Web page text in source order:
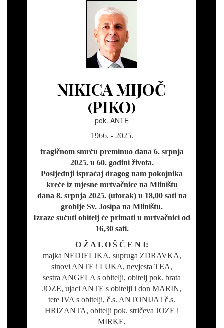
NIKICA MIJOČ
(PIKO)
pok. ANTE
1966. - 2025.
tragičnom smrću preminuo dana 6. srpnja
2025. u 60. godini života.
Posljednji ispraćaj dragog nam pokojnika
kreće iz mjesne mrtvačnice na Mliništu
dana 8. srpnja 2025. (utorak) u 18,00 sati na
groblje Sv. Josipa na Mliništu.
Izraze sućuti obitelj će primati u mrtvačnici od
16,30 sati.
O Ž A L O Š Ć E N I:
majka NEDJELJKA, supruga ZDRAVKA,
sinovi ANTE i LUKA, nevjesta TEA,
sestra ANGELA s obitelji, obitelj pok. brata
JOZE, ujaci ANTE s obitelji i don MARIN,
tete IVA s obitelji, č.s. ANTONIJA i č.s.
HRIZANTA, obitelji pok. stričeva JOZE i
MIRKE,